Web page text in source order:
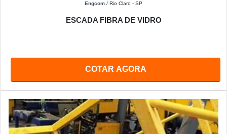
Engcom / Rio Claro - SP
ESCADA FIBRA DE VIDRO
COTAR AGORA